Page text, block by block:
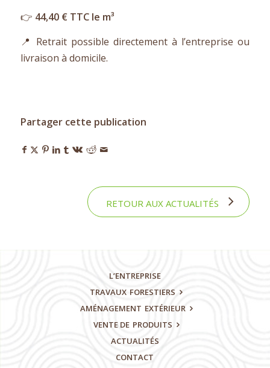
👉 44,40 € TTC le m³
📍 Retrait possible directement à l’entreprise ou
livraison à domicile.
Partager cette publication
RETOUR AUX ACTUALITÉS
L’ENTREPRISE
TRAVAUX FORESTIERS
AMÉNAGEMENT EXTÉRIEUR
VENTE DE PRODUITS
ACTUALITÉS
CONTACT